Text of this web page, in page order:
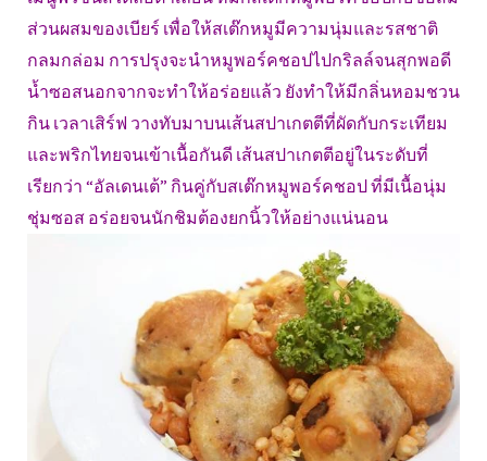
ส่วนผสมของเบียร์ เพื่อให้สเต๊กหมูมีความนุ่มและรสชาติ
กลมกล่อม การปรุงจะนำหมูพอร์คชอปไปกริลล์จนสุกพอดี
น้ำซอสนอกจากจะทำให้อร่อยแล้ว ยังทำให้มีกลิ่นหอมชวน
กิน เวลาเสิร์ฟ วางทับมาบนเส้นสปาเกตตีที่ผัดกับกระเทียม
และพริกไทยจนเข้าเนื้อกันดี เส้นสปาเกตตีอยู่ในระดับที่
เรียกว่า “อัลเดนเต้” กินคู่กับสเต๊กหมูพอร์คชอป ที่มีเนื้อนุ่ม
ชุ่มซอส อร่อยจนนักชิมต้องยกนิ้วให้อย่างแน่นอน